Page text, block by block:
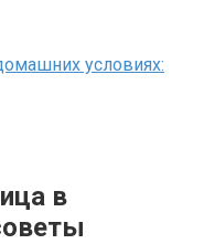
условиях:
в